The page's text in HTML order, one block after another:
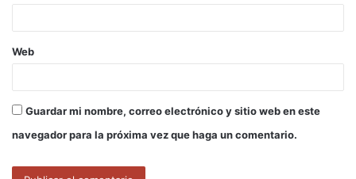
*
Web
Guardar mi nombre, correo electrónico y sitio web en este
navegador para la próxima vez que haga un comentario.